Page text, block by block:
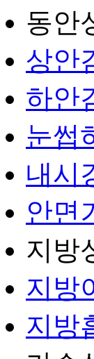
동안
상안
하안
눈썹
내시
안면
지방
지방
지방